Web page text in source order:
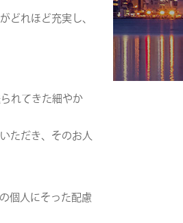
れほど充実し、
れてきた細やか
ただき、そのお人
個人にそった配慮